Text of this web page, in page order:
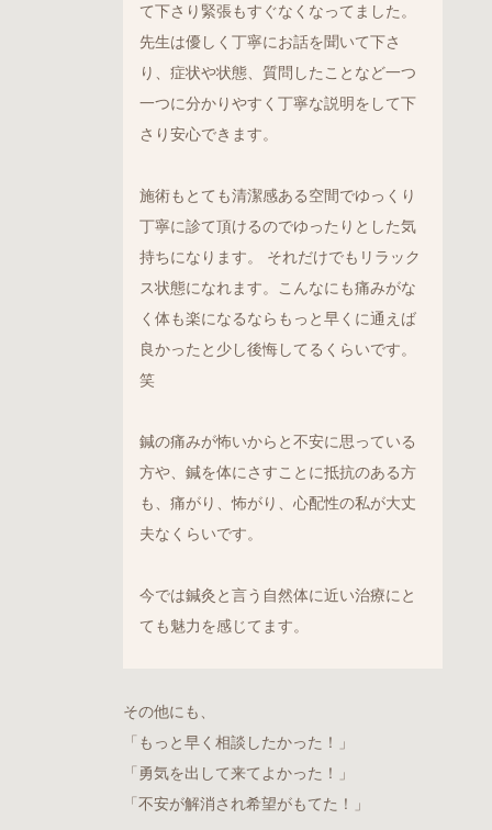
て下さり緊張もすぐなくなってました。
先生は優しく丁寧にお話を聞いて下さ
り、症状や状態、質問したことなど一つ
一つに分かりやすく丁寧な説明をして下
さり安心できます。
施術もとても清潔感ある空間でゆっくり
丁寧に診て頂けるのでゆったりとした気
持ちになります。 それだけでもリラック
ス状態になれます。こんなにも痛みがな
く体も楽になるならもっと早くに通えば
良かったと少し後悔してるくらいです。
笑
鍼の痛みが怖いからと不安に思っている
方や、鍼を体にさすことに抵抗のある方
も、痛がり、怖がり、心配性の私が大丈
夫なくらいです。
今では鍼灸と言う自然体に近い治療にと
ても魅力を感じてます。
その他にも、
「もっと早く相談したかった！」
「勇気を出して来てよかった！」
「不安が解消され希望がもてた！」